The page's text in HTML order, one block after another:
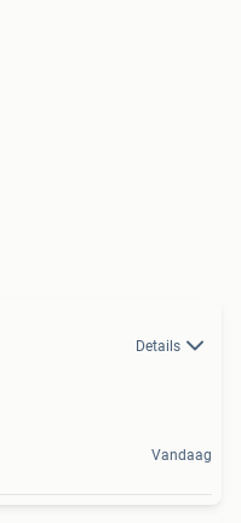
Details
Vandaag